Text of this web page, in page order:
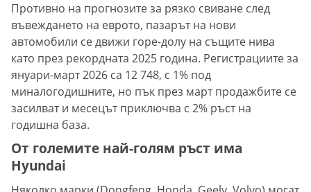
Противно на прогнозите за рязко свиване след
въвеждането на еврото, пазарът на нови
автомобили се движи горе-долу на същите нива
като през рекордната 2025 година. Регистрациите за
януари-март 2026 са 12 748, с 1% под
миналогодишните, но пък през март продажбите се
засилват и месецът приключва с 2% ръст на
годишна база.
От големите най-голям ръст има
Hyundai